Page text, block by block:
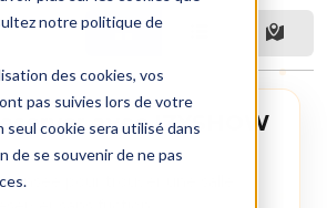
notre politique de
des cookies, vos
pas suivies lors de votre
seul cookie sera utilisé dans
de se souvenir de ne pas
avec IZYSHOW
pour trouver une salle